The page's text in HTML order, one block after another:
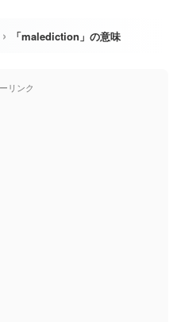
「malediction」の意味
リンク